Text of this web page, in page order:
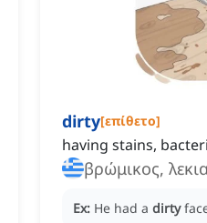
dirty[επίθετο]
having stains,
βρώμικος,
Ex: He had a dirty